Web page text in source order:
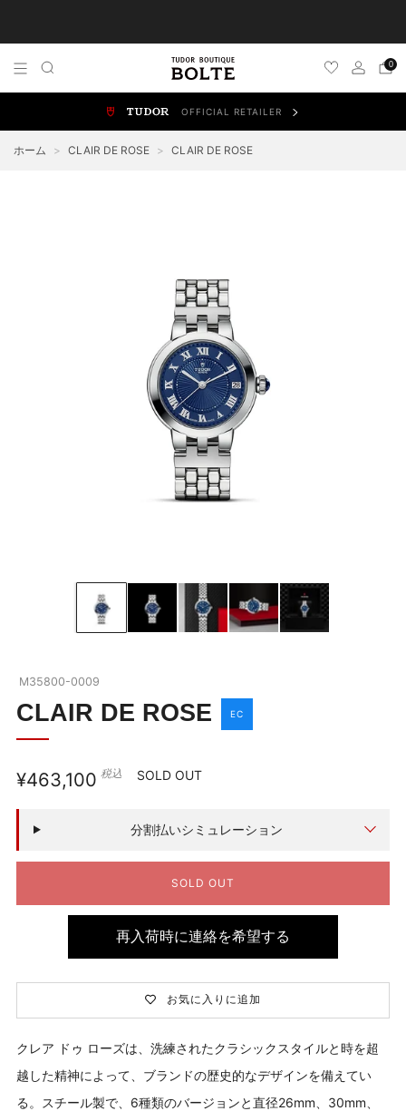
0
OFFICIAL RETAILER
OUR BOUTIQUE
SHOP BLOG
お問い合わせ
NEW WATCHES ブラックベイ
ブラックベイを詳しく見る
チューダーウォッチの全商品を見る
ホーム > CLAIR DE ROSE > CLAIR DE ROSE
M35800-0009
CLAIR DE ROSE EC
通
常
格
¥463,100 税込 SOLD OUT
分割払いシミュレーション
SOLD OUT
再入荷時に連絡を希望する
お気に入りに追加
クレア ドゥ ローズは、洗練されたクラシックスタイルと時を超
越した精神によって、ブランドの歴史的なデザインを備えてい
る。スチール製で、6種類のバージョンと直径26mm、30mm、